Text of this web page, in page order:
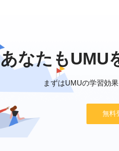
あなたもUMU
まずはUMUの学習効
無料